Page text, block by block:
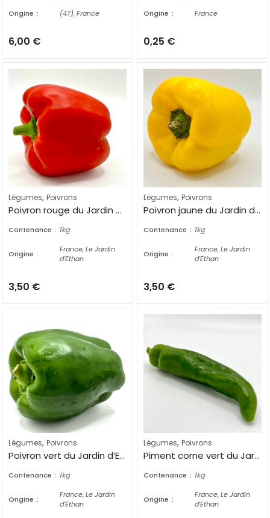
Origine
(47), France
6,00 €
Origine
France
0,25 €
Légumes, Poivrons
Poivron rouge du Jardin d’Ethan
Contenance 1kg
Origine
France, Le Jardin
d'Ethan
3,50 €
Légumes, Poivrons
Poivron jaune du Jardin d’Ethan
Contenance 1kg
Origine
France, Le Jardin
d'Ethan
3,50 €
Légumes, Poivrons
Poivron vert du Jardin d’Ethan
Contenance 1kg
Origine
France, Le Jardin
d'Ethan
Légumes, Poivrons
Piment corne vert du Jardin d’Ethan
Contenance 1kg
Origine
France, Le Jardin
d'Ethan